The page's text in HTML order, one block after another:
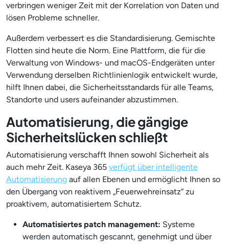
verbringen weniger Zeit mit der Korrelation von Daten und
lösen Probleme schneller.
Außerdem verbessert es die Standardisierung. Gemischte
Flotten sind heute die Norm. Eine Plattform, die für die
Verwaltung von Windows- und macOS-Endgeräten unter
Verwendung derselben Richtlinienlogik entwickelt wurde,
hilft Ihnen dabei, die Sicherheitsstandards für alle Teams,
Standorte und users aufeinander abzustimmen.
Automatisierung, die gängige
Sicherheitslücken schließt
Automatisierung verschafft Ihnen sowohl Sicherheit als
auch mehr Zeit. Kaseya 365 verfügt über intelligente
Automatisierung auf allen Ebenen und ermöglicht Ihnen so
den Übergang von reaktivem „Feuerwehreinsatz“ zu
proaktivem, automatisiertem Schutz.
Automatisiertes patch management: Systeme
werden automatisch gescannt, genehmigt und über